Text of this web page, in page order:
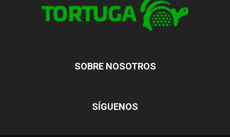
SOBRE NOSOTROS
SÍGUENOS